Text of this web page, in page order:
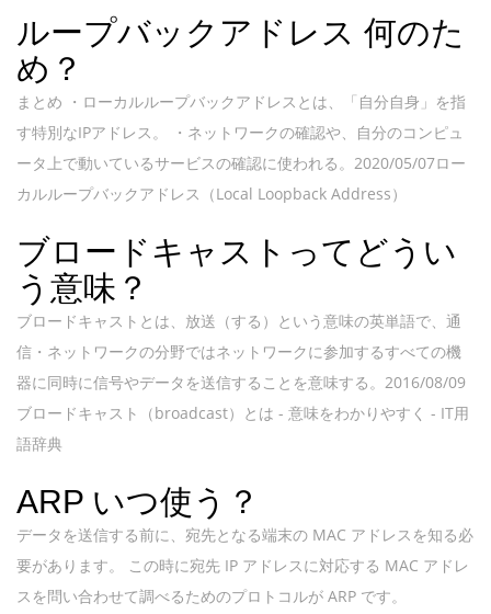
ループバックアドレス 何のた
め？
まとめ ・ローカルループバックアドレスとは、「自分自身」を指
す特別なIPアドレス。 ・ネットワークの確認や、自分のコンピュ
ータ上で動いているサービスの確認に使われる。2020/05/07ロー
カルループバックアドレス（Local Loopback Address）
ブロードキャストってどうい
う意味？
ブロードキャストとは、放送（する）という意味の英単語で、通
信・ネットワークの分野ではネットワークに参加するすべての機
器に同時に信号やデータを送信することを意味する。2016/08/09
ブロードキャスト（broadcast）とは - 意味をわかりやすく - IT用
語辞典
ARP いつ使う？
データを送信する前に、宛先となる端末の MAC アドレスを知る必
要があります。 この時に宛先 IP アドレスに対応する MAC アドレ
スを問い合わせて調べるためのプロトコルが ARP です。